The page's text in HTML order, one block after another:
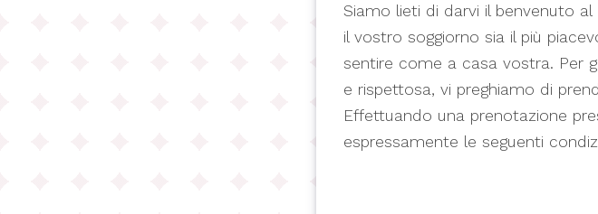
Siamo lieti di darvi il benvenuto
il vostro soggiorno sia il più
sentire come a casa vostra. Per
e rispettosa, vi preghiamo di
Effettuando una prenotazione
espressamente le seguenti